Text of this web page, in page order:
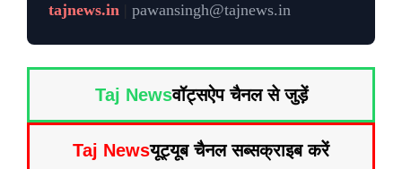
tajnews.in pawansingh@tajnews.in
Taj Newsवॉट्सऐप चैनल से जुड़ें
Taj Newsयूट्यूब चैनल सब्सक्राइब करें